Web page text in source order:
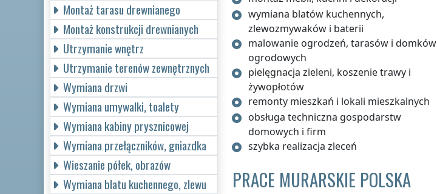
wymiana blatów kuchennych,
zlewozmywaków i baterii
malowanie ogrodzeń, tarasów i domków
ogrodowych
pielęgnacja zieleni, koszenie trawy i
żywopłotów
remonty mieszkań i lokali mieszkalnych
obsługa techniczna gospodarstw
domowych i firm
szybka realizacja zleceń
PRACE MURARSKIE POLSKA
Montaż tarasu drewnianego
Montaż konstrukcji drewnianych
Utrzymanie wnętrz
Utrzymanie terenów zewnętrznych
Wymiana drzwi
Wymiana umywalki, toalety
Wymiana kabiny prysznicowej
Wymiana przełączników, gniazdka
Wieszanie półek, obrazów
Wymiana blatu kuchennego, zlewu